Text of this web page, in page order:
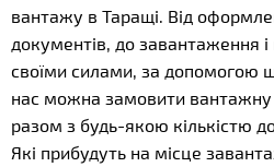
вантажу в Таращі. Від
документів, до завантаження
своїми силами, за допомогою
нас можна замовити
разом з будь-якою кількістю
Які прибудуть на місце